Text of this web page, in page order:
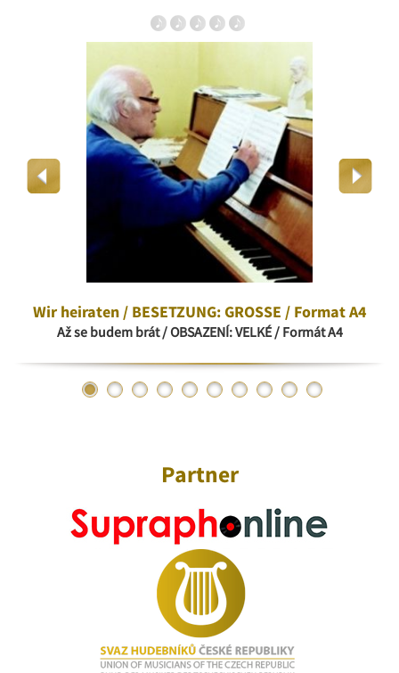
Wir heiraten / BESETZUNG: GROSSE / Format A4
Až se budem brát / OBSAZENÍ: VELKÉ / Formát A4
Partner